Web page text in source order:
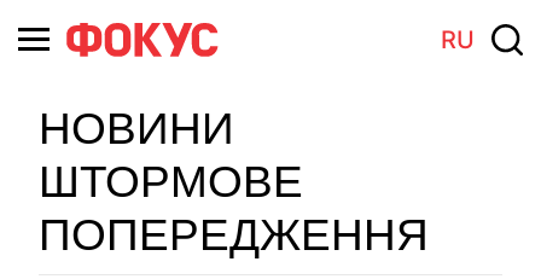
RU
НОВИНИ
ШТОРМОВЕ
ПОПЕРЕДЖЕННЯ